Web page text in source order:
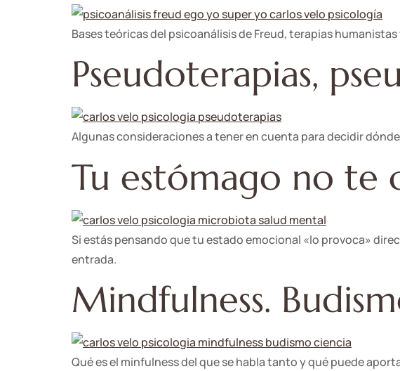
Bases teóricas del psicoanálisis de Freud, terapias
Pseudoterapias,
Algunas consideraciones a tener en cuenta para decidir
Tu estómago no te
Si estás pensando que tu estado emocional «lo provoca»
entrada.
Mindfulness.
Qué es el minfulness del que se habla tanto y qué puede